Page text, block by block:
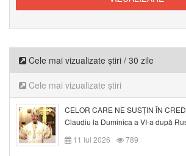
Cele mai vizualizate știri / 30 zile
Cele mai vizualizate știri
CELOR CARE NE SUSȚIN ÎN
Claudiu la Duminica a VI-a după
11 Iul 2026
789